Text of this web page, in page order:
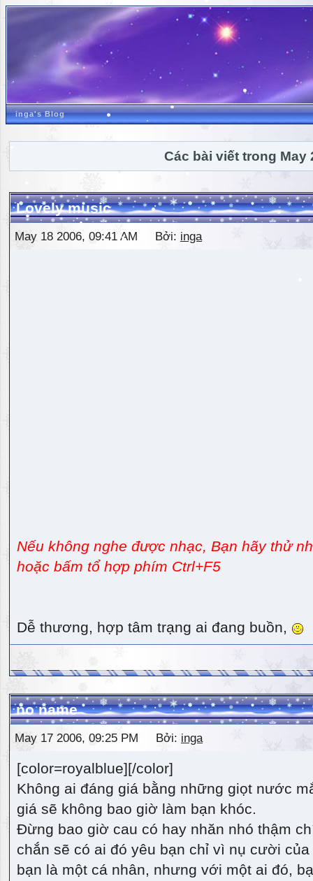
inga's Blog
Các bài viết trong May
Lovely music
May 18 2006, 09:41 AM Bởi: inga
Nếu không nghe được nhạc, Bạn hãy thử
hoặc bấm tổ hợp phím Ctrl+F5
Dễ thương, hợp tâm trạng ai đang buồn,
no name
May 17 2006, 09:25 PM Bởi: inga
[color=royalblue][/color]
Không ai đáng giá bằng những giọt nước
giá sẽ không bao giờ làm bạn khóc.
Đừng bao giờ cau có hay nhăn nhó thậm
chắn sẽ có ai đó yêu bạn chỉ vì nụ cười
bạn là một cá nhân, nhưng với một ai đó,